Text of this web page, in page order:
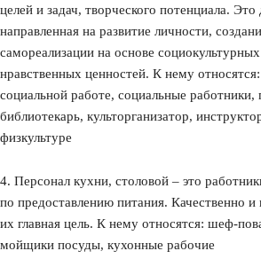
целей и задач, творческого потенциала. Это
направленная на развитие личности,
самореализации на основе
нравственных ценностей. К нему
социальной работе, социальные работники,
библиотекарь, культорганизатор,
физкультуре
4. Персонал кухни, столовой – это
по предоставлению питания. Качественно и
их главная цель. К нему относятся: шеф-
мойщики посуды, кухонные рабочие